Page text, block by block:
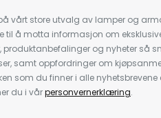
vårt store utvalg av lamper og
til å motta informasjon om
og nyheter så
samt oppfordringer om
som du finner i alle nyhetsbrevene
du i vårpersonvernerklæring.